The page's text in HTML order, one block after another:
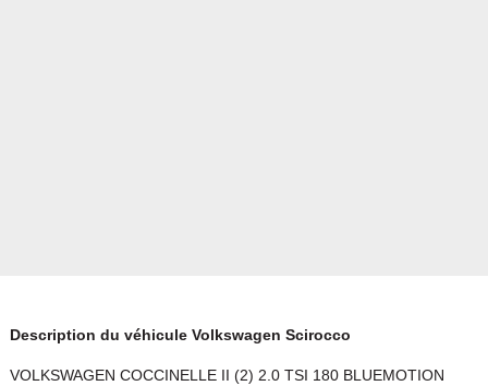
Description du véhicule Volkswagen Scirocco
VOLKSWAGEN COCCINELLE II (2) 2.0 TSI 180 BLUEMOTION